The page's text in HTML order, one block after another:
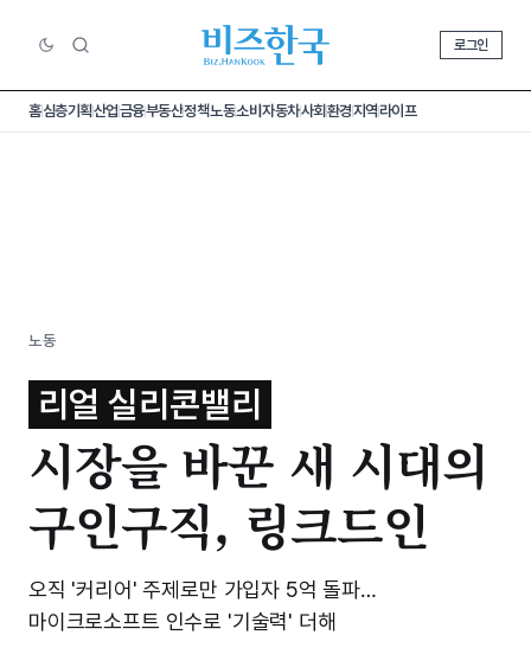
로그인
홈심층기획산업금융부동산정책노동소비 자동차사회환경지역라이프
노동
리얼 실리콘밸리
시장을 바꾼 새 시대의
구인구직, 링크드인
오직 '커리어' 주제로만 가입자 5억 돌파…
마이크로소프트 인수로 '기술력' 더해